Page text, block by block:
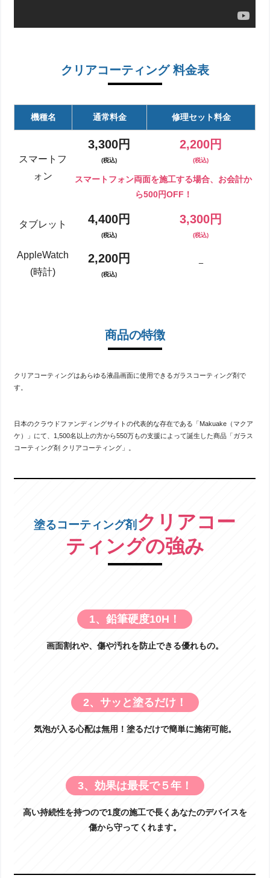
クリアコーティング 料金表
機種名 通常料金 修理セット料金
スマートフ
ォン
3,300円
(税込)
2,200円
(税込)
スマートフォン両面を施工する場合、お会計か
ら500円OFF！
タブレット 4,400円
(税込)
3,300円
(税込)
AppleWatch
(時計)
2,200円
(税込)
ー
商品の特徴
クリアコーティングはあらゆる液晶画面に使用できるガラスコーティング剤で
す。
日本のクラウドファンディングサイトの代表的な存在である「Makuake（マクア
ケ）」にて、1,500名以上の方から550万もの支援によって誕生した商品「ガラス
コーティング剤 クリアコーティング」。
塗るコーティング剤 クリアコー
ティングの強み
1、鉛筆硬度10H！
画面割れや、傷や汚れを防止できる優れもの。
2、サッと塗るだけ！
気泡が入る心配は無用！塗るだけで簡単に施術可能。
3、効果は最長で５年！
高い持続性を持つので1度の施工で長くあなたのデバイスを
傷から守ってくれます。